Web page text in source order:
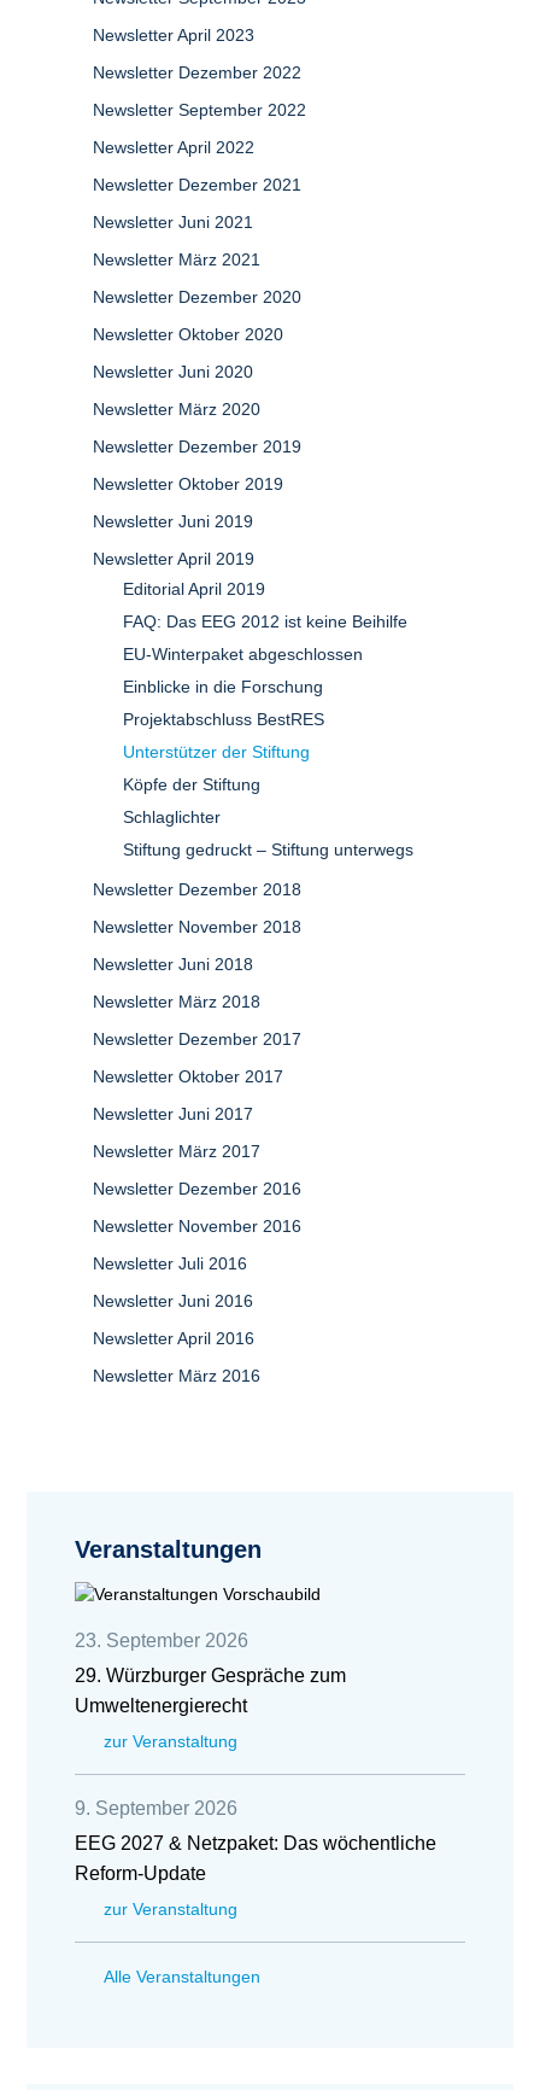
Newsletter April 2023
Newsletter Dezember 2022
Newsletter September 2022
Newsletter April 2022
Newsletter Dezember 2021
Newsletter Juni 2021
Newsletter März 2021
Newsletter Dezember 2020
Newsletter Oktober 2020
Newsletter Juni 2020
Newsletter März 2020
Newsletter Dezember 2019
Newsletter Oktober 2019
Newsletter Juni 2019
Newsletter April 2019
Editorial April 2019
FAQ: Das EEG 2012 ist keine Beihilfe
EU-Winterpaket abgeschlossen
Einblicke in die Forschung
Projektabschluss BestRES
Unterstützer der Stiftung
Köpfe der Stiftung
Schlaglichter
Stiftung gedruckt – Stiftung unterwegs
Newsletter Dezember 2018
Newsletter November 2018
Newsletter Juni 2018
Newsletter März 2018
Newsletter Dezember 2017
Newsletter Oktober 2017
Newsletter Juni 2017
Newsletter März 2017
Newsletter Dezember 2016
Newsletter November 2016
Newsletter Juli 2016
Newsletter Juni 2016
Newsletter April 2016
Newsletter März 2016
Veranstaltungen
23. September 2026
29. Würzburger Gespräche zum
Umweltenergierecht
zur Veranstaltung
9. September 2026
EEG 2027 & Netzpaket: Das wöchentliche
Reform-Update
zur Veranstaltung
Alle Veranstaltungen